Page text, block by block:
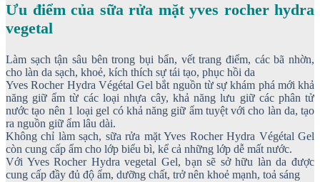
Ưu điểm của sữa rửa mặt yves rocher hydra
vegetal
Làm sạch tận sâu bên trong bụi bẩn, vết trang điểm, các bã nhờn,
cho làn da sạch, khoẻ, kích thích sự tái tạo, phục hồi da
Yves Rocher Hydra Végétal Gel bắt nguồn từ sự khám phá mới khả
năng giữ ẩm từ các loại nhựa cây, khả năng lưu giữ các phân tử
nước tạo nên 1 loại gel có khả năng giữ ẩm tuyệt với cho làn da, tạo
ra nguồn giữ ẩm lâu dài.
Không chỉ làm sạch, sữa rửa mặt Yves Rocher Hydra Végétal Gel
còn cung cấp ẩm cho lớp biểu bì, kể cả những lớp dễ mất nước.
Với Yves Rocher Hydra vegetal Gel, bạn sẽ sở hữu làn da được
cung cấp đầy đủ độ ẩm, dưỡng chất, trở nên khoẻ mạnh, toả sáng